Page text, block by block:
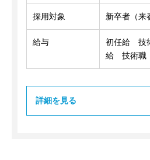
採用対象 新卒者（来
給与
初任給
給 技術
詳細を見る